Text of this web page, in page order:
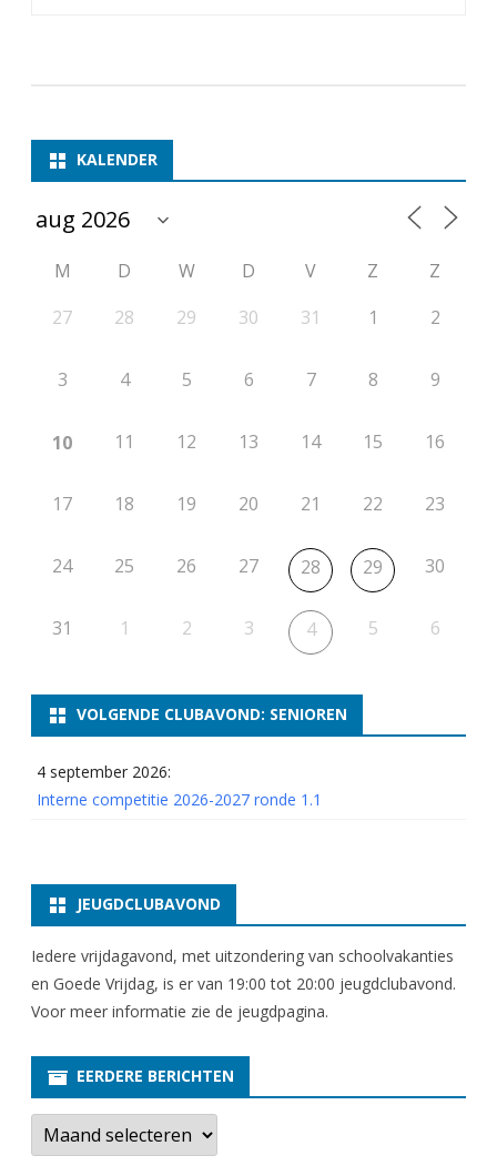
i
i
e
r
n
2
KALENDER
M D W D V Z
Z
27
28 29 30 31 1 2
3 4 5 6 7 8 9
10 11 12 13 14 15 16
17 18 19 20 21 22 23
24 25 26 27 28 29 30
31 1 2 3 4 5 6
VOLGENDE CLUBAVOND: SENIOREN
4 september 2026:
Interne competitie 2026-2027 ronde 1.1
JEUGDCLUBAVOND
Iedere vrijdagavond, met uitzondering van schoolvakanties
en Goede Vrijdag, is er van 19:00 tot 20:00 jeugdclubavond.
Voor meer informatie zie de jeugdpagina.
EERDERE BERICHTEN
E
r